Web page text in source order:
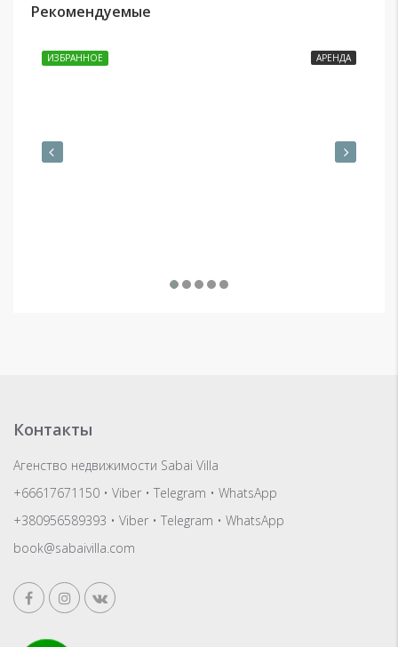
Рекомендуемые
ИЗБРАННОЕ АРЕНДА
35,000THB
Контакты
Агенство недвижимости Sabai Villa
+66617671150 • Viber • Telegram • WhatsApp
+380956589393 • Viber • Telegram • WhatsApp
book@sabaivilla.com